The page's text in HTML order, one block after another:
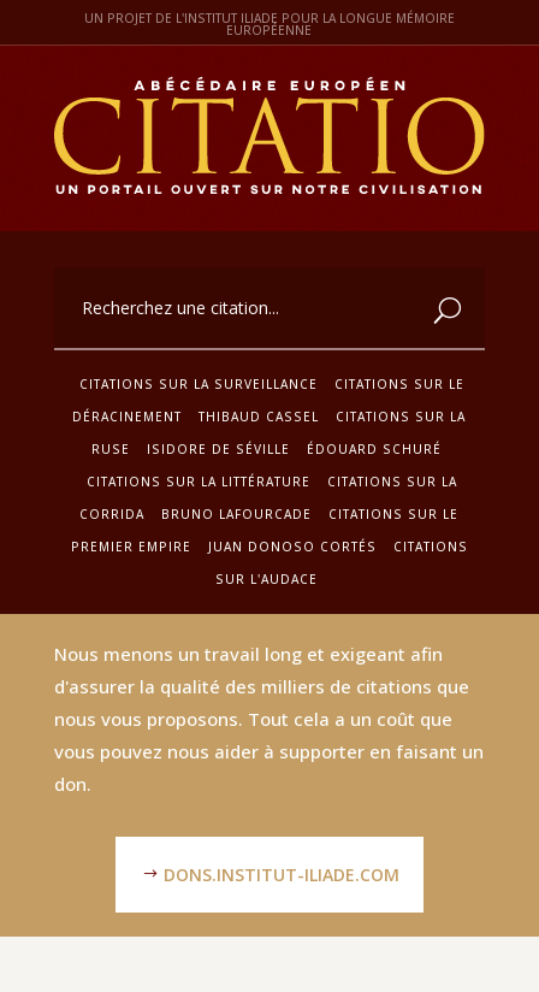
UN PROJET DE L'INSTITUT ILIADE POUR LA LONGUE MÉMOIRE
EUROPÉENNE
CITATIONS SUR LA SURVEILLANCE
CITATIONS SUR LE
DÉRACINEMENT
THIBAUD CASSEL
CITATIONS SUR LA
RUSE
ISIDORE DE SÉVILLE
ÉDOUARD SCHURÉ
CITATIONS SUR LA LITTÉRATURE
CITATIONS SUR LA
CORRIDA
BRUNO LAFOURCADE
CITATIONS SUR LE
PREMIER EMPIRE
JUAN DONOSO CORTÉS
CITATIONS
SUR L'AUDACE
Nous menons un travail long et exigeant afin
d'assurer la qualité des milliers de citations que
nous vous proposons. Tout cela a un coût que
vous pouvez nous aider à supporter en faisant un
don.
DONS.INSTITUT-ILIADE.COM